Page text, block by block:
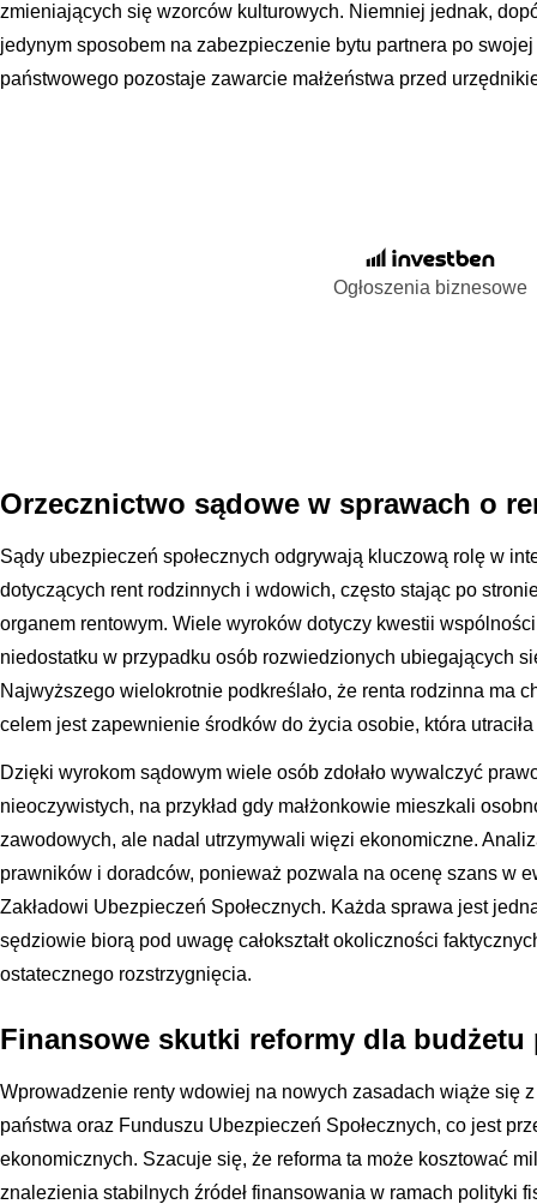
zmieniających się wzorców kulturowych. Niemniej jednak,
jedynym sposobem na zabezpieczenie bytu partnera po
państwowego pozostaje zawarcie małżeństwa przed
Ogłoszenia biznesowe
Orzecznictwo sądowe w sprawach o
Sądy ubezpieczeń społecznych odgrywają kluczową rolę w
dotyczących rent rodzinnych i wdowich, często stając po
organem rentowym. Wiele wyroków dotyczy kwestii
niedostatku w przypadku osób rozwiedzionych ubiegających
Najwyższego wielokrotnie podkreślało, że renta rodzinna ma
celem jest zapewnienie środków do życia osobie, która
Dzięki wyrokom sądowym wiele osób zdołało wywalczyć
nieoczywistych, na przykład gdy małżonkowie mieszkali
zawodowych, ale nadal utrzymywali więzi ekonomiczne.
prawników i doradców, ponieważ pozwala na ocenę szans w
Zakładowi Ubezpieczeń Społecznych. Każda sprawa jest
sędziowie biorą pod uwagę całokształt okoliczności
ostatecznego rozstrzygnięcia.
Finansowe skutki reformy dla budżetu
Wprowadzenie renty wdowiej na nowych zasadach wiąże się
państwa oraz Funduszu Ubezpieczeń Społecznych, co jest
ekonomicznych. Szacuje się, że reforma ta może kosztować
znalezienia stabilnych źródeł finansowania w ramach polityki